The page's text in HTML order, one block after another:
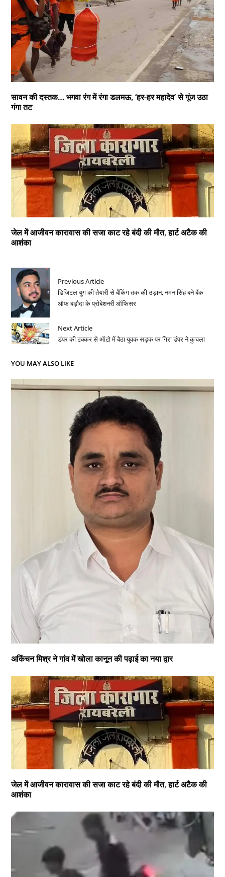
सावन की दस्तक… भगवा रंग में रंगा डलमऊ, ‘हर-हर महादेव’ से गूंज उठा
गंगा तट
जेल में आजीवन कारावास की सजा काट रहे बंदी की मौत, हार्ट अटैक की
आशंका
Previous Article
डिजिटल युग की तैयारी से बैंकिंग तक की उड़ान, नमन सिंह बने बैंक
ऑफ बड़ौदा के प्रोबेशनरी ऑफिसर
Next Article
डंपर की टक्कर से ऑटो में बैठा युवक सड़क पर गिरा डंपर ने कुचला
YOU MAY ALSO LIKE
अकिंचन मिश्र ने गांव में खोला कानून की पढ़ाई का नया द्वार
जेल में आजीवन कारावास की सजा काट रहे बंदी की मौत, हार्ट अटैक की
आशंका